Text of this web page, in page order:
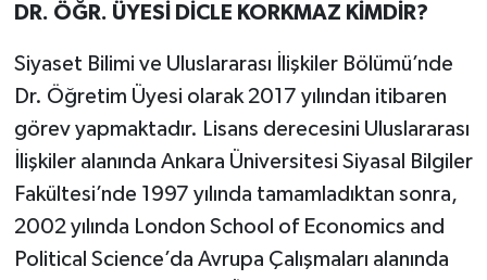
DR. ÖĞR. ÜYESİ DİCLE KORKMAZ KİMDİR?
Siyaset Bilimi ve Uluslararası İlişkiler Bölümü’nde
Dr. Öğretim Üyesi olarak 2017 yılından itibaren
görev yapmaktadır. Lisans derecesini Uluslararası
İlişkiler alanında Ankara Üniversitesi Siyasal Bilgiler
Fakültesi’nde 1997 yılında tamamladıktan sonra,
2002 yılında London School of Economics and
Political Science’da Avrupa Çalışmaları alanında